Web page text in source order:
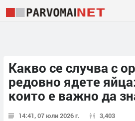
Какво се случва с
редовно ядете
които е важно да
14:41, 07 юли 2026 г. 3,403